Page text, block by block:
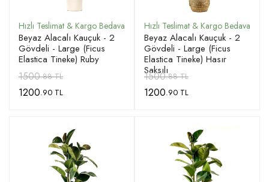
Beyaz Alacalı Kauçuk - 2
Gövdeli - Large (Ficus
Elastica Tineke) Ruby
1500.88 TL
1200.90 TL
Beyaz Alacalı Kauçuk - 2
Gövdeli - Large (Ficus
Elastica Tineke) Hasır
Saksılı
1500.88 TL
1200.90 TL